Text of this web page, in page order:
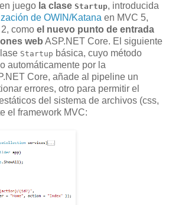
juego la clase Startup, introducida
de OWIN/Katana en MVC 5,
como el nuevo punto de entrada
web ASP.NET Core. El siguiente
Startup básica, cuyo método
automáticamente por la
Core, añade al pipeline un
errores, otro para permitir el
del sistema de archivos (css,
el framework MVC: